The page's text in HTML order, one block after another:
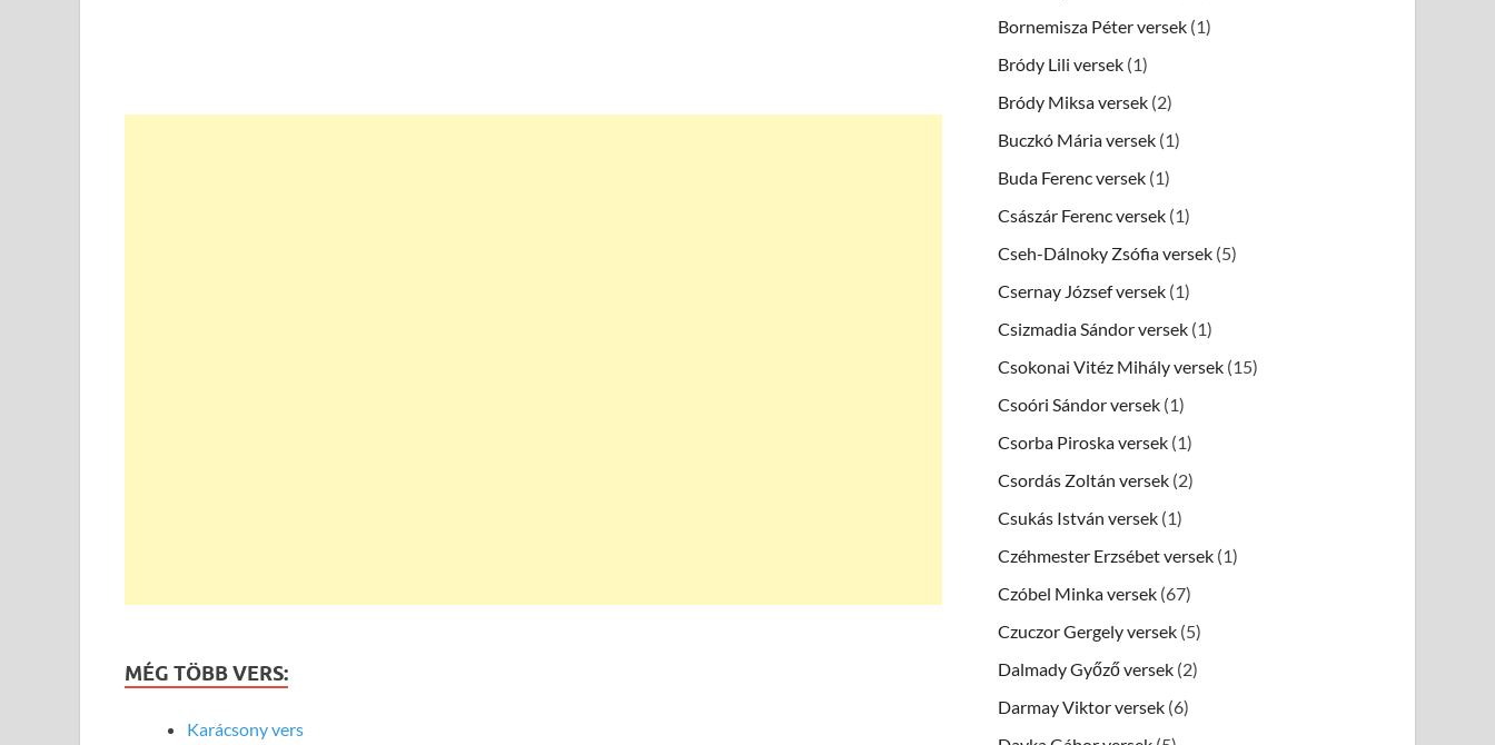
MÉG TÖBB VERS:
Karácsony vers
Bornemisza Péter versek (1)
Bródy Lili versek (1)
Bródy Miksa versek (2)
Buczkó Mária versek (1)
Buda Ferenc versek (1)
Császár Ferenc versek (1)
Cseh-Dálnoky Zsófia versek (5)
Csernay József versek (1)
Csizmadia Sándor versek (1)
Csokonai Vitéz Mihály versek (15)
Csoóri Sándor versek (1)
Csorba Piroska versek (1)
Csordás Zoltán versek (2)
Csukás István versek (1)
Czéhmester Erzsébet versek (1)
Czóbel Minka versek (67)
Czuczor Gergely versek (5)
Dalmady Győző versek (2)
Darmay Viktor versek (6)